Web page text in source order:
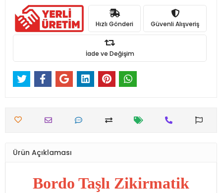
Hızlı Gönderi Güvenli Alışveriş
İade ve Değişim
Ürün Açıklaması
Bordo Taşlı Zikirmatik